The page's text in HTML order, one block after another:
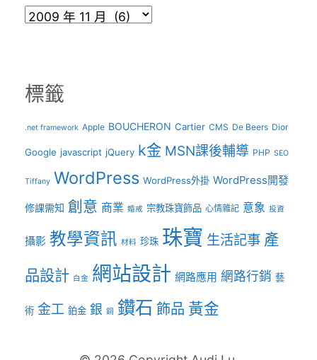
彙
標籤
.net framework Apple BOUCHERON Cartier CMS De Beers Dior
Google javascript jQuery k金 MSN課後輔導 PHP SEO
Tiffany WordPress WordPress外掛 WordPress開發
修課需知 創意 商業 婚戒 宗教珠寶飾品 心情雜記 意象 投資
攝影 教學資訊 材料 珍珠 珠寶 生活記事 產
品設計 白金 網站設計 網路應用 網路行銷 藝
術 金工 鉑金 銀 銅 鑽石 飾品 黃金